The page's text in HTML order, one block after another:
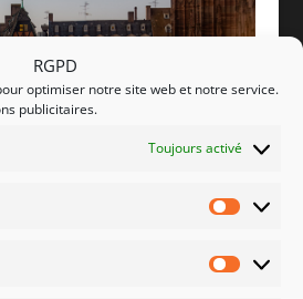
RGPD
optimiser notre site web et notre service.
publicitaires.
Toujours activé